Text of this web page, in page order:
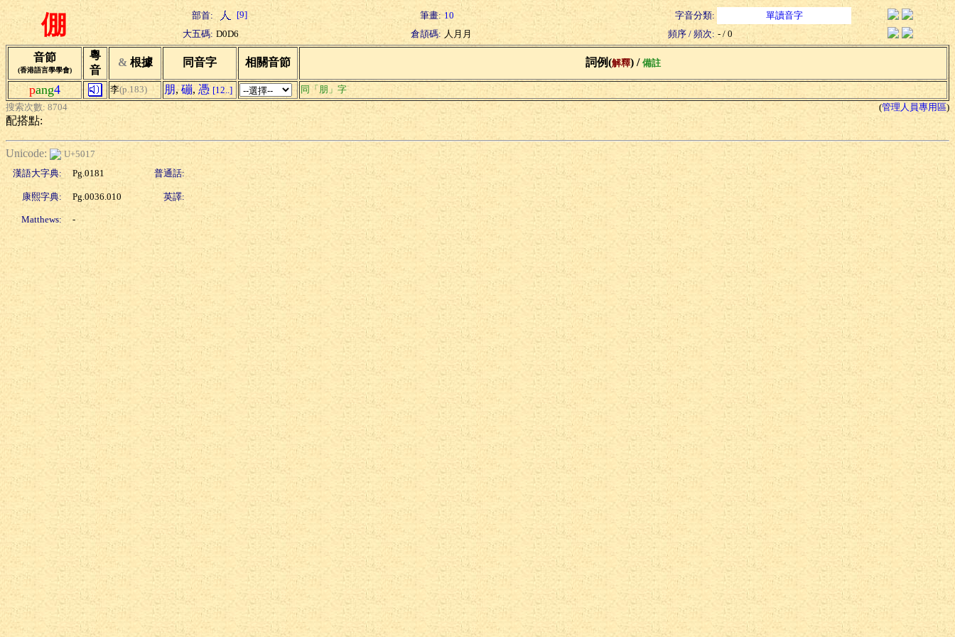
倗 部首: [9] 筆畫: 10 字音分類:
單讀音字
大五碼: D0D6 倉頡碼: 人月月 頻序 / 頻次: - / 0
音節
(香港語言學學會)
粵
音
& 根據 同音字 相關音節 詞例(解釋) / 備註
pang4 李(p.183) 朋, 磞, 憑 [12..]
同「朋」字
搜索次數: 8704
(管理人員專用區)
配搭點:
Unicode:
U+5017
漢語大字典:
Pg.0181 普通話:
康熙字典: Pg.0036.010 英譯:
Matthews: -